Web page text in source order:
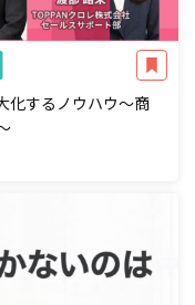
化するノウハウ～商